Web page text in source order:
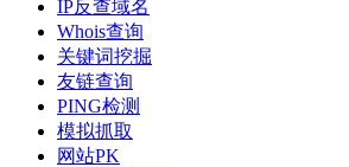
IP反查域名
Whois查询
关键词挖掘
友链查询
PING检测
模拟抓取
网站PK